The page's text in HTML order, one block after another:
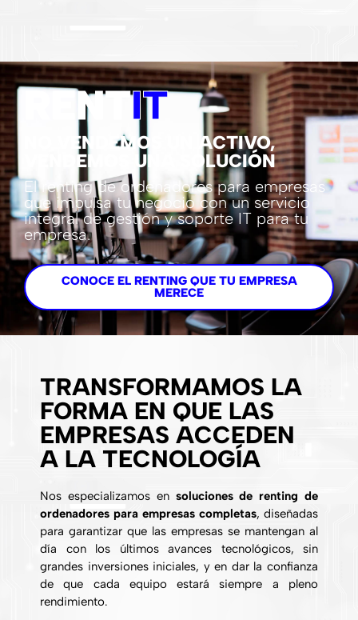
RENTIT
NO VENDEMOS UN ACTIVO,
VENDEMOS UNA SOLUCIÓN
El renting de ordenadores para empresas
que impulsa tu negocio con un servicio
integral de gestión y soporte IT para tu
empresa.
CONOCE EL RENTING QUE TU EMPRESA
MERECE
TRANSFORMAMOS LA
FORMA EN QUE LAS
EMPRESAS ACCEDEN
A LA TECNOLOGÍA
Nos especializamos en soluciones de renting de
ordenadores para empresas completas, diseñadas
para garantizar que las empresas se mantengan al
día con los últimos avances tecnológicos, sin
grandes inversiones iniciales, y en dar la confianza
de que cada equipo estará siempre a pleno
rendimiento.